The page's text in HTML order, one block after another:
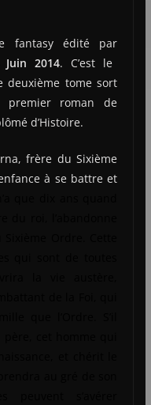
fantasy édité par
Juin 2014. C’est le
deuxième tome sort
premier roman de
d’Histoire.
frère du Sixième
à se battre et